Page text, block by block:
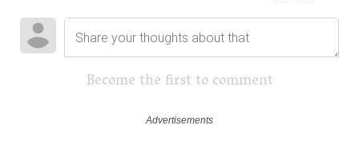
Become the first to comment